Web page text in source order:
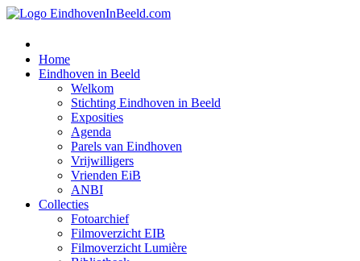
Home
Eindhoven in Beeld
Welkom
Stichting Eindhoven in Beeld
Exposities
Agenda
Parels van Eindhoven
Vrijwilligers
Vrienden EiB
ANBI
Collecties
Fotoarchief
Filmoverzicht EIB
Filmoverzicht Lumière